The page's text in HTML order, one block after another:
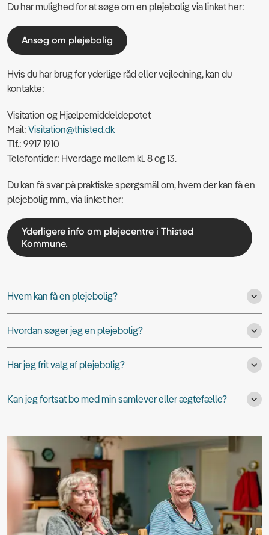
Du har mulighed for at søge om en plejebolig via linket her:
Ansøg om plejebolig
Hvis du har brug for yderlige råd eller vejledning, kan du
kontakte:
Visitation og Hjælpemiddeldepotet
Mail: Visitation@thisted.dk
Tlf.: 9917 1910
Telefontider: Hverdage mellem kl. 8 og 13.
Du kan få svar på praktiske spørgsmål om, hvem der kan få en
plejebolig mm., via linket her:
Yderligere info om plejecentre i Thisted
Kommune.
Hvem kan få en plejebolig?
Hvordan søger jeg en plejebolig?
Har jeg frit valg af plejebolig?
Kan jeg fortsat bo med min samlever eller ægtefælle?